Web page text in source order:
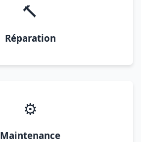
🔨
Réparation
⚙️
Maintenance